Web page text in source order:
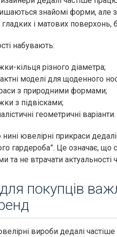
знайомі форми, але
і матових поверхонь,
набувають:
кільця різного діаметра;
моделі для щоденного
з природними формами;
з підвісками;
геометричні варіанти.
нині ювелірні прикраси
гардероба”. Це означає,
та не втрачати актуальності
покупців
вироби дедалі